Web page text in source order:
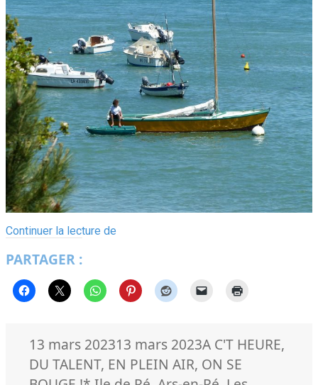
Continuer la lecture de
Jeannette
PARTAGER :
Publié
le
13 mars 202313 mars 2023Catégories
A C'T HEURE,
DU TALENT, EN PLEIN AIR, ON SE